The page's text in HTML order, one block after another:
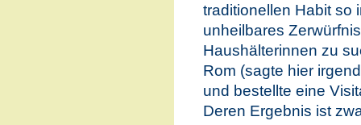
traditionellen Habit so
unheilbares
Haushälterinnen zu
Rom (sagte hier
und bestellte eine
Deren Ergebnis ist